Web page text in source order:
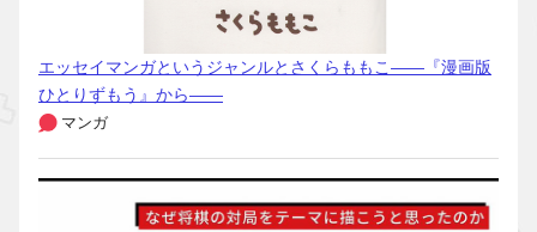
エッセイマンガというジャンルとさくらももこ――『漫画版
ひとりずもう』から――
マンガ